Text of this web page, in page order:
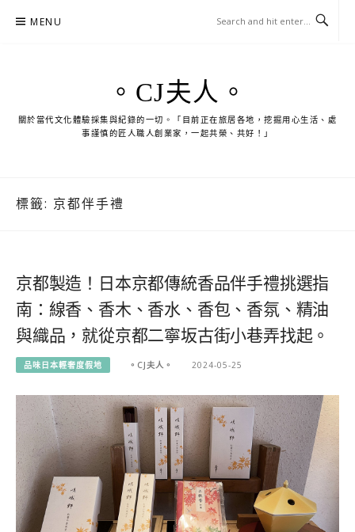
MENU
。CJ夫人。
關於當代文化體驗採集與紀錄的一切。「目前正在旅居各地，挖掘用心生活、處
事謹慎的匠人職人創業家，一起共榮、共好！」
標籤: 京都伴手禮
京都製造！日本京都傳統香品伴手禮挑選指
南：線香、香木、香水、香包、香氛、精油
與織品，就從京都二寧坂古街小巷弄找起。
品味日本輕奢度假地 。CJ夫人。 2024-05-25